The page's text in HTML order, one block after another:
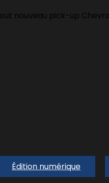
nouveau pick-up
Édition numérique